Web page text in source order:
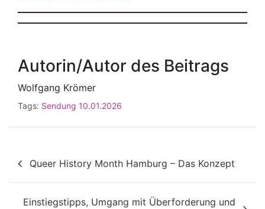
Autorin/Autor des Beitrags
Wolfgang Krömer
Tags: Sendung 10.01.2026
Beitragsnavigation
Queer History Month Hamburg – Das Konzept
Einstiegstipps, Umgang mit Überforderung und